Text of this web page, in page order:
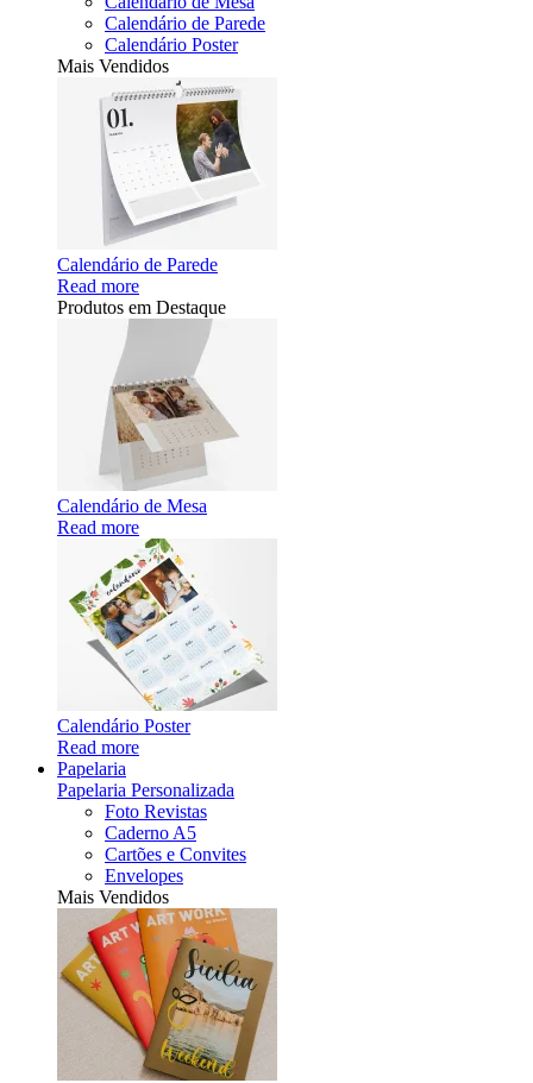
Calendário de Parede
Calendário Poster
Mais Vendidos
Calendário de Parede
Read more
Produtos em Destaque
Calendário de Mesa
Read more
Calendário Poster
Read more
Papelaria
Papelaria Personalizada
Foto Revistas
Caderno A5
Cartões e Convites
Envelopes
Mais Vendidos